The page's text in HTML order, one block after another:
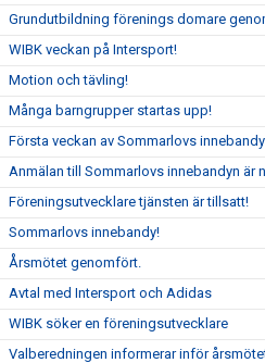
Grundutbildning förenings domare
WIBK veckan på Intersport!
Motion och tävling!
Många barngrupper startas upp!
Första veckan av Sommarlovs
Anmälan till Sommarlovs innebandyn är
Föreningsutvecklare tjänsten är tillsatt!
Sommarlovs innebandy!
Årsmötet genomfört.
Avtal med Intersport och Adidas
WIBK söker en föreningsutvecklare
Valberedningen informerar inför